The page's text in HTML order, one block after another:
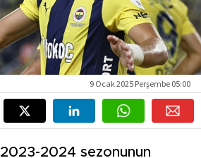
9 Ocak 2025 Perşembe 05:00
2023-2024 sezonunun